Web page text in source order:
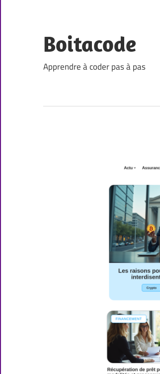
content
Boitacode
Apprendre à coder pas à pas